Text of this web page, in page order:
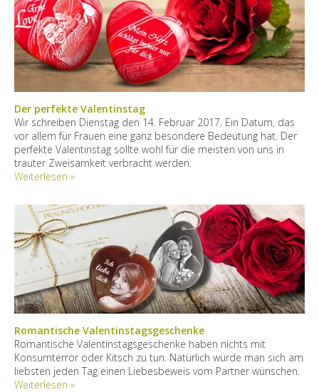
Der perfekte Valentinstag
Wir schreiben Dienstag den 14. Februar 2017. Ein Datum, das
vor allem für Frauen eine ganz besondere Bedeutung hat. Der
perfekte Valentinstag sollte wohl für die meisten von uns in
trauter Zweisamkeit verbracht werden.
Weiterlesen »
Romantische Valentinstagsgeschenke
Romantische Valentinstagsgeschenke haben nichts mit
Konsumterror oder Kitsch zu tun. Natürlich würde man sich am
liebsten jeden Tag einen Liebesbeweis vom Partner wünschen.
Weiterlesen »